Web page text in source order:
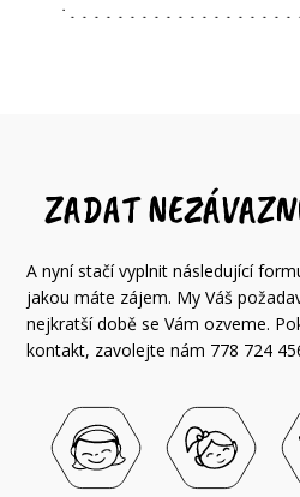
ZADAT
A nyní stačí vyplnit následující
jakou máte zájem. My Váš
nejkratší době se Vám ozveme.
kontakt, zavolejte nám 778 724